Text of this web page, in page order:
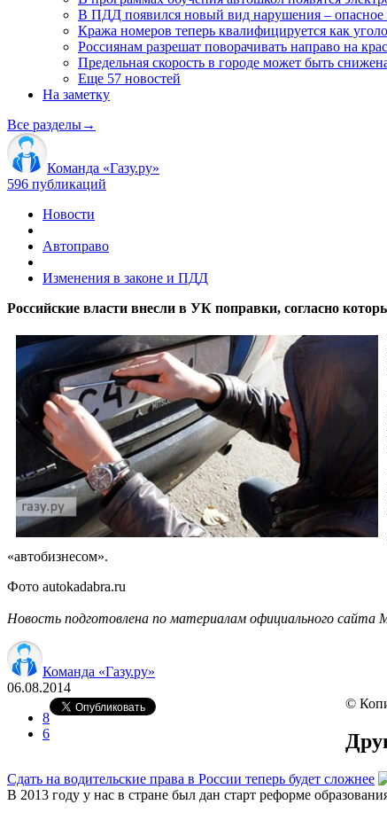
В ПДД появился новый вид нарушения – опасное
Кража номеров теперь квалифицируется как
Россиянам разрешат поворачивать направо на
Предельная скорость в городе может быть
Еще 57 новостей
На заметку
Все разделы→
Команда «Газу.ру»
596 публикаций
Новости
Автоправо
Изменения в законе и ПДД
Российские власти внесли в УК поправки, согласно
«автобизнесом».
Фото autokadabra.ru
Новость подготовлена по материалам официального сайта
Команда «Газу.ру»
06.08.2014
8
6
©
Сдать на водительские права в России теперь будет сложнее
В 2013 году у нас в стране был дан старт реформе